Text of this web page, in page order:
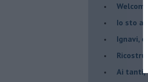
​Io sto
​Ignavi,
Ai tanti,